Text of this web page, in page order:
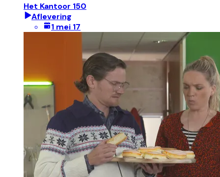
Het Kantoor 150
Aflevering
1 mei 17